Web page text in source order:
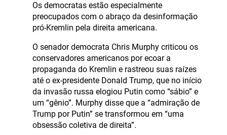
Os democratas estão especialmente
preocupados com o abraço da desinformação
pró-Kremlin pela direita americana.
O senador democrata Chris Murphy criticou os
conservadores americanos por ecoar a
propaganda do Kremlin e rastreou suas raízes
até o ex-presidente Donald Trump, que no início
da invasão russa elogiou Putin como “sábio” e
um “gênio”. Murphy disse que a “admiração de
Trump por Putin” se transformou em “uma
obsessão coletiva de direita”.